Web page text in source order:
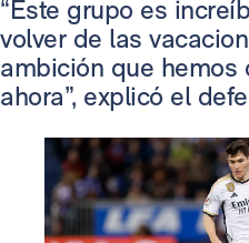
“Este grupo es
volver de las
ambición que hemos
ahora”, explicó el